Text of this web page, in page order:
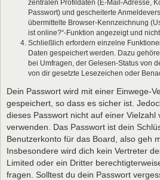
zentralen Profildaten (E-Mail-Adresse,
Passwort) und gescheiterte
übermittelte Browser-Kennzeichnung
ist online?“-Funktion angezeigt und
Schließlich erfordern einzelne
Daten gespeichert werden. Dazu
bei Umfragen, der Gelesen-Status von
von dir gesetzte Lesezeichen oder
Dein Passwort wird mit einer Einwege-
gespeichert, so dass es sicher ist.
dieses Passwort nicht auf einer Vielzahl
verwenden. Das Passwort ist dein
Benutzerkonto für das Board, also geh
Insbesondere wird dich kein Vertreter
Limited oder ein Dritter
fragen. Solltest du dein Passwort